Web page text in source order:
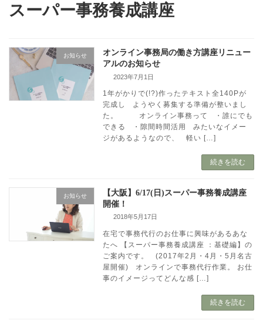
スーパー事務養成講座
お知らせ
オンライン事務局の働き方講座リニュー
アルのお知らせ
2023年7月1日
1年がかりで(!?)作ったテキスト全140Pが
完成し ようやく募集する準備が整いまし
た。 オンライン事務って ・誰にでも
できる ・隙間時間活用 みたいなイメー
ジがあるようなので、 軽い […]
続きを読む
お知らせ
【大阪】6/17(日)スーパー事務養成講座
開催！
2018年5月17日
在宅で事務代行のお仕事に興味があるあな
たへ 【スーパー事務養成講座 ：基礎編】の
ご案内です。 (2017年2月・4月・5月名古
屋開催) オンラインで事務代行作業。 お仕
事のイメージってどんな感 […]
続きを読む